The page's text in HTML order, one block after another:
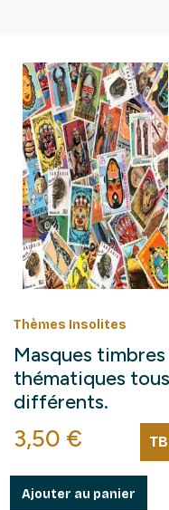
Thèmes Insolites
Masques timbres
thématiques tous
différents.
Prix
3,50 € TB
Ajouter au panier